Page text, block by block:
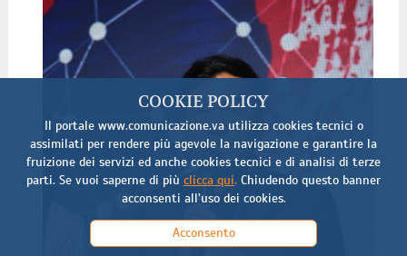
COOKIE POLICY
Il portale www.comunicazione.va utilizza cookies tecnici o
assimilati per rendere più agevole la navigazione e garantire la
fruizione dei servizi ed anche cookies tecnici e di analisi di terze
parti. Se vuoi saperne di più clicca qui. Chiudendo questo banner
acconsenti all’uso dei cookies.
Acconsento